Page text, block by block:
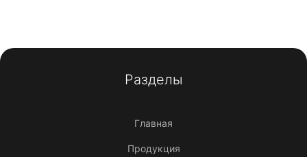
Разделы
Главная
Продукция